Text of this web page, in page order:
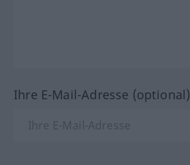
Ihre E-Mail-Adresse (optional)